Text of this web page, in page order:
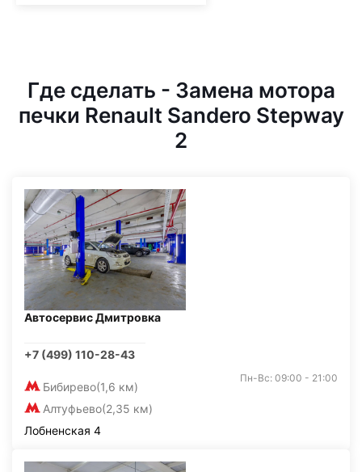
Где сделать - Замена мотора
печки Renault Sandero Stepway
2
Автосервис Дмитровка
+7 (499) 110-28-43
Бибирево(1,6 км)
Алтуфьево(2,35 км)
Пн-Вс: 09:00 - 21:00
Лобненская 4